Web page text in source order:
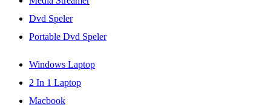
Dvd Speler
Portable Dvd Speler
Windows Laptop
2 In 1 Laptop
Macbook